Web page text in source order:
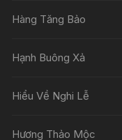
Hàng Tăng Bảo
Hạnh Buông Xả
Hiểu Về Nghi Lễ
Hương Thảo Mộc